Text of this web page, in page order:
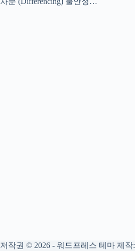
저작권 © 2026 - 워드프레스 테마 제작: